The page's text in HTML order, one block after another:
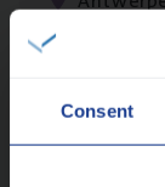
Consent
Busi­ness
People